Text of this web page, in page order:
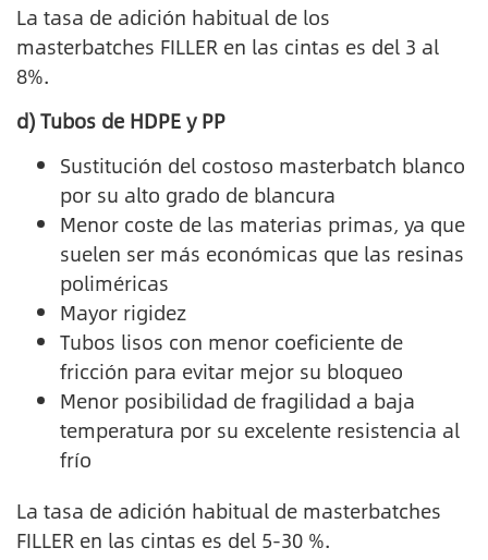
La tasa de adición habitual de los
masterbatches FILLER en las cintas es del 3 al
8%.
d) Tubos de HDPE y PP
Sustitución del costoso masterbatch blanco
por su alto grado de blancura
Menor coste de las materias primas, ya que
suelen ser más económicas que las resinas
poliméricas
Mayor rigidez
Tubos lisos con menor coeficiente de
fricción para evitar mejor su bloqueo
Menor posibilidad de fragilidad a baja
temperatura por su excelente resistencia al
frío
La tasa de adición habitual de masterbatches
FILLER en las cintas es del 5-30 %.